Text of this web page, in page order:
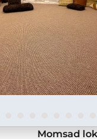
Momsad
Nej: Lokalen är